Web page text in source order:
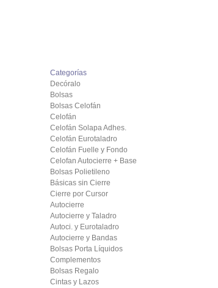
Categorías
Decóralo
Bolsas
Bolsas Celofán
Celofán
Celofán Solapa Adhes.
Celofán Eurotaladro
Celofán Fuelle y Fondo
Celofan Autocierre + Base
Bolsas Polietileno
Básicas sin Cierre
Cierre por Cursor
Autocierre
Autocierre y Taladro
Autoci. y Eurotaladro
Autocierre y Bandas
Bolsas Porta Líquidos
Complementos
Bolsas Regalo
Cintas y Lazos